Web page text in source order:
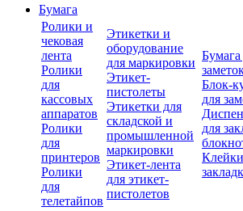
Бумага
Ролики и
чековая
лента
Ролики
для
кассовых
аппаратов
Ролики
для
принтеров
Ролики
для
телетайпов
Этикетки и
оборудование
для маркировки
Этикет-
пистолеты
Этикетки для
складской и
промышленной
маркировки
Этикет-лента
для этикет-
пистолетов
Бумага
Блок-
для
для